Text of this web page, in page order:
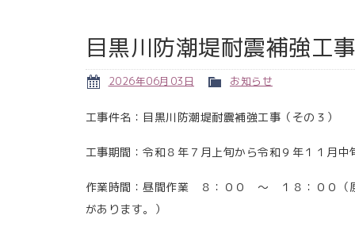
目黒川防潮堤耐震補強工
2026年06月03日 お知らせ
工事件名：目黒川防潮堤耐震補強工事（その３）
工事期間：令和８年７月上旬から令和９年１１月中
作業時間：昼間作業 ８：００ ～ １８：００（
があります。）